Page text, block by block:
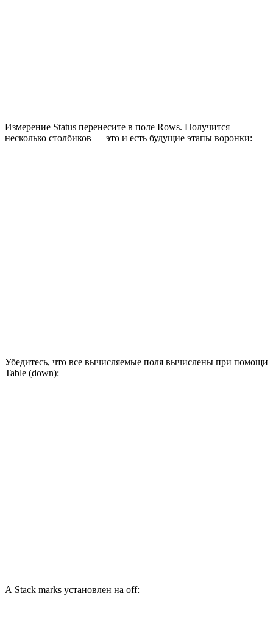
Измерение Status перенесите в поле Rows. Получится
несколько столбиков — это и есть будущие этапы воронки:
Убедитесь, что все вычисляемые поля вычислены при помощи
Table (down):
А Stack marks установлен на off: